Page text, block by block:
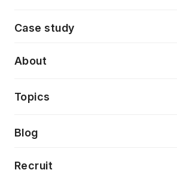
AI駆動開発支援
モダナイゼーション
特徴量エンジニアリングと生成AI
デジタルプロダクトデザイン
デザインシステム構築支援
フロントエンド開発
Case study
About
当社が目指しているもの
Topics
Press release
News
Blog
Recruit